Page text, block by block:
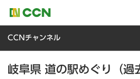
CCNチャンネル
岐阜県 道の駅めぐり（過